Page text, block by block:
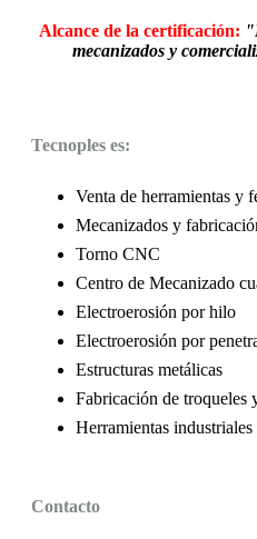
Alcance de la certificación:
mecanizados y
Tecnoples es:
Venta de herramientas y
Mecanizados y
Torno CNC
Centro de Mecanizado
Electroerosión por hilo
Electroerosión por
Estructuras metálicas
Fabricación de troqueles
Herramientas industriales
Contacto